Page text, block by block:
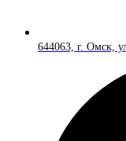
644063, г. Омск,